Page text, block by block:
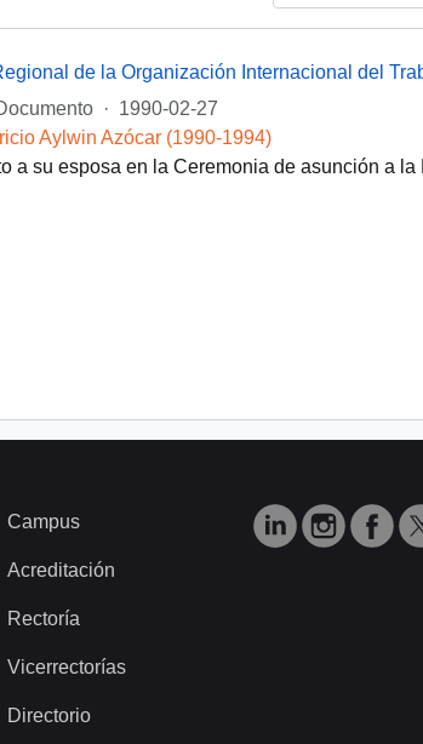
· 1990-02-27
Aylwin Azócar (1990-1994)
a su esposa en la Ceremonia de asunción a
Campus
Acreditación
Rectoría
Vicerrectorías
Directorio